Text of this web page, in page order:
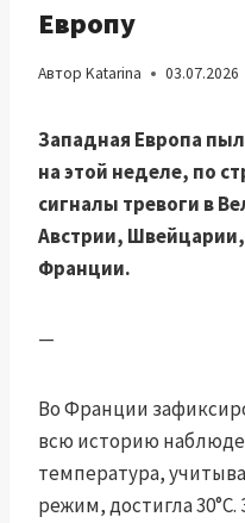
Европу
Автор Katarina 03.07.2026
Западная Европа
на этой неделе, по
сигналы тревоги в
Австрии,
Франции.
—
Во Франции
всю историю
температура,
режим, достигла